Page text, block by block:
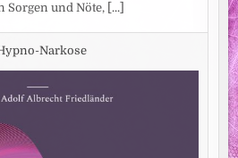
Sorgen und Nöte, [...]
Narkose